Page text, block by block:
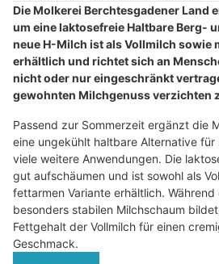
Die Molkerei Berchtesgadener Land
um eine laktosefreie Haltbare Berg-
neue H-Milch ist als Vollmilch sowie
erhältlich und richtet sich an
nicht oder nur eingeschränkt
gewohnten Milchgenuss verzichten
Passend zur Sommerzeit ergänzt die
eine ungekühlt haltbare Alternative
viele weitere Anwendungen. Die
gut aufschäumen und ist sowohl als
fettarmen Variante erhältlich.
besonders stabilen Milchschaum
Fettgehalt der Vollmilch für einen
Geschmack.